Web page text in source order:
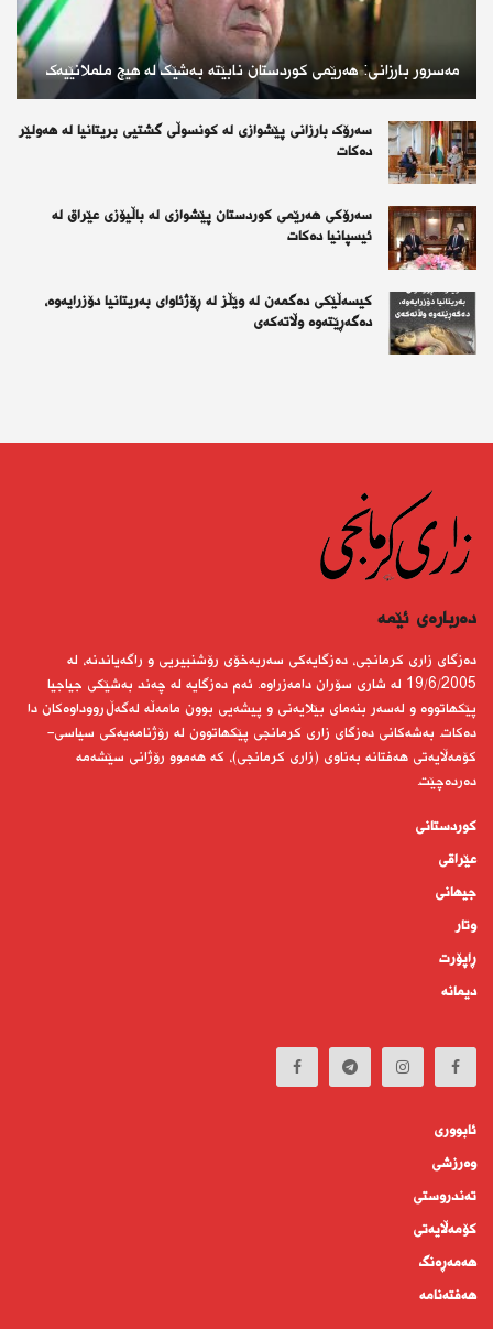
مەسرور بارزانی: هەرێمی کوردستان نابێتە بەشێک لە هیچ ململانێیەک
سەرۆک بارزانی پێشوازی لە کونسوڵی گشتیی بریتانیا لە هەولێر
دەکات
سەرۆكی هەرێمی كوردستان پێشوازی لە باڵیۆزی عێراق لە
ئیسپانیا دەكات
کیسەڵێکی دەگمەن لە وێڵز لە ڕۆژئاوای بەریتانیا دۆزرایەوە،
دەگەڕێتەوە وڵاتەکەی
دەربارەى ئێمە
دەزگای زاری كرمانجی، دەزگایەكی سەربەخۆی رۆشنبیریی و راگەیاندنە، لە
19/6/2005 لە شاری سۆران دامەزراوە. ئەم دەزگایە لە چەند بەشێكی جیاجیا
پێكهاتووە و لەسەر بنەمای بێلایەنی و پیشەیی بوون مامەڵە لەگەڵ رووداوەكان دا
دەكات. بەشەكانی دەزگای زاری كرمانجی پێكهاتوون لە رۆژنامەیەكی سیاسی-
كۆمەڵایەتی هەفتانە بەناوی (زاری كرمانجی)، كە هەموو رۆژانی سێشەمە
دەردەچێت.
کوردستانى
عێراقی
جیهانى
وتار
ڕاپۆرت
دیمانە
ئابوورى
وەرزشی
تەندروستى
كۆمه‌ڵايه‌تى
هەمەڕەنگ
هەفتەنامە